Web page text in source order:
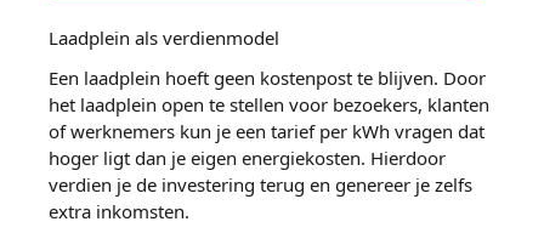
Laadplein als verdienmodel
Een laadplein hoeft geen kostenpost te blijven. Door
het laadplein open te stellen voor bezoekers, klanten
of werknemers kun je een tarief per kWh vragen dat
hoger ligt dan je eigen energiekosten. Hierdoor
verdien je de investering terug en genereer je zelfs
extra inkomsten.